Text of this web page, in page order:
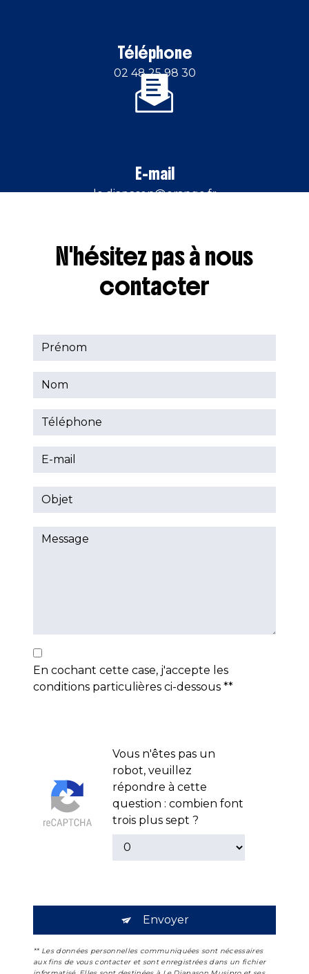
Téléphone
02 48 25 98 30
E-mail
le.diapason@orange.fr
N'hésitez pas à nous
contacter
En cochant cette case, j'accepte les
conditions particulières ci-dessous **
Vous n'êtes pas un
robot, veuillez
répondre à cette
question : combien font
trois plus sept ?
Envoyer
** Les données personnelles communiquées sont nécessaires
aux fins de vous contacter et sont enregistrées dans un fichier